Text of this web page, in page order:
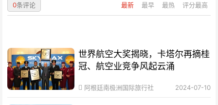
最新 最早 最热 评分最高
0条评论
世界航空大奖揭晓，卡塔尔再摘桂
冠、航空业竞争风起云涌
阿根廷南极洲国际旅行社 2024-07-10